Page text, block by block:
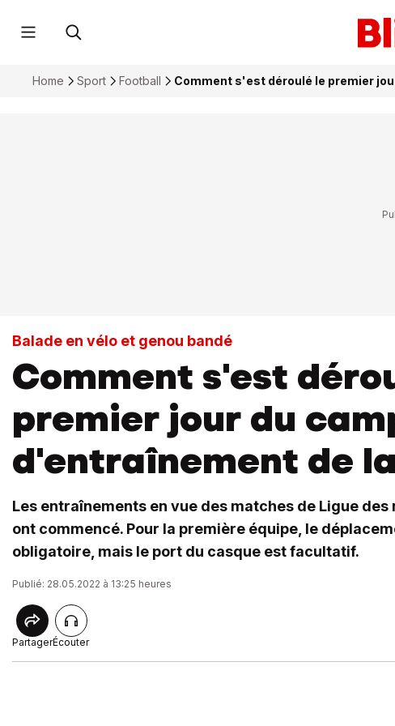
Home Sport Football Comment s'est déroulé le premier
Balade en vélo et genou bandé
Comment s'est
premier jour du
d'entraînement de
Les entraînements en vue des matches de Ligue des
ont commencé. Pour la première équipe, le
obligatoire, mais le port du casque est facultatif.
Publié: 28.05.2022 à 13:25 heures
PartagerÉcouter